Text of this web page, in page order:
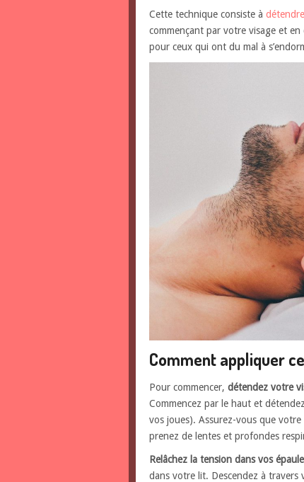
Cette technique consiste à
commençant par votre visage et
pour ceux qui ont du mal à
Comment appliquer
Pour commencer,détendez votre
Commencez par le haut et
vos joues). Assurez-vous que
prenez de lentes et profondes
Relâchez la tension dans vos
dans votre lit. Descendez à travers